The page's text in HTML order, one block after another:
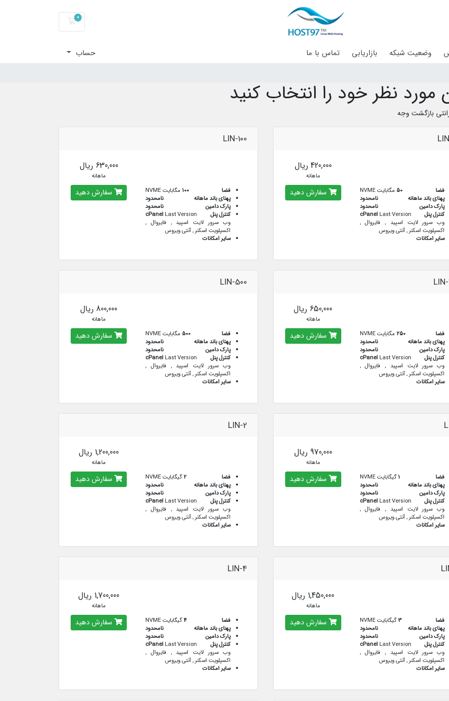
0
وضعیت شبکه بازاریابی تماس با ما حساب
مورد نظر خود را انتخاب کنید
50 مگابایت NVME
فضا
نامحدود
پهنای باند ماهانه
نامحدود
پارک دامین
cPanelLast Version
کنترل پنل
وب سرور لایت اسپید , فایروال ,
اکسپلویت اسکنر , آنتی ویروس
سایر امکانات
420,000 ریال
ماهانه
سفارش دهید
LIN-100
100 مگابایت NVME
فضا
نامحدود
پهنای باند ماهانه
نامحدود
پارک دامین
cPanel Last Version
کنترل پنل
وب سرور لایت اسپید , فایروال ,
اکسپلویت اسکنر , آنتی ویروس
سایر امکانات
630,000 ریال
ماهانه
سفارش دهید
250 مگابایت NVME
فضا
نامحدود
پهنای باند ماهانه
نامحدود
پارک دامین
cPanelLast Version
کنترل پنل
وب سرور لایت اسپید , فایروال ,
اکسپلویت اسکنر , آنتی ویروس
سایر امکانات
650,000 ریال
ماهانه
سفارش دهید
LIN-500
500 مگابایت NVME
فضا
نامحدود
پهنای باند ماهانه
نامحدود
پارک دامین
cPanel Last Version
کنترل پنل
وب سرور لایت اسپید , فایروال ,
اکسپلویت اسکنر , آنتی ویروس
سایر امکانات
800,000 ریال
ماهانه
سفارش دهید
1گیگابایت NVME
فضا
نامحدود
پهنای باند ماهانه
نامحدود
پارک دامین
cPanelLast Version
کنترل پنل
وب سرور لایت اسپید , فایروال ,
اکسپلویت اسکنر , آنتی ویروس
سایر امکانات
970,000 ریال
ماهانه
سفارش دهید
LIN-2
2گیگابایت NVME
فضا
نامحدود
پهنای باند ماهانه
نامحدود
پارک دامین
cPanel Last Version
کنترل پنل
وب سرور لایت اسپید , فایروال ,
اکسپلویت اسکنر , آنتی ویروس
سایر امکانات
1,200,000 ریال
ماهانه
سفارش دهید
3گیگابایت NVME
فضا
نامحدود
پهنای باند ماهانه
نامحدود
پارک دامین
cPanelLast Version
کنترل پنل
وب سرور لایت اسپید , فایروال ,
اکسپلویت اسکنر , آنتی ویروس
سایر امکانات
1,450,000 ریال
ماهانه
سفارش دهید
LIN-4
4گیگابایت NVME
فضا
نامحدود
پهنای باند ماهانه
نامحدود
پارک دامین
cPanel Last Version
کنترل پنل
وب سرور لایت اسپید , فایروال ,
اکسپلویت اسکنر , آنتی ویروس
سایر امکانات
1,700,000 ریال
ماهانه
سفارش دهید